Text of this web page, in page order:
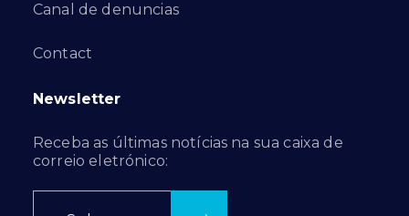
Canal de denuncias
Contact
Newsletter
Receba as últimas notícias na sua caixa de
correio eletrónico: